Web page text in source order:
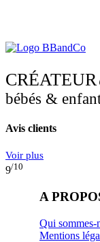
CRÉATEUR
bébés &
Avis clients
Voir plus
9/10
A
Qui sommes-
Mentions